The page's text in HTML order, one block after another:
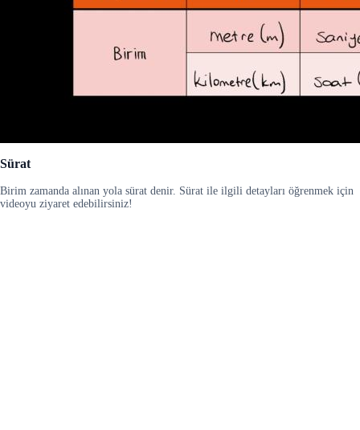
Sürat
Birim zamanda alınan yola sürat denir. Sürat ile ilgili detayları öğrenmek için
videoyu ziyaret edebilirsiniz!